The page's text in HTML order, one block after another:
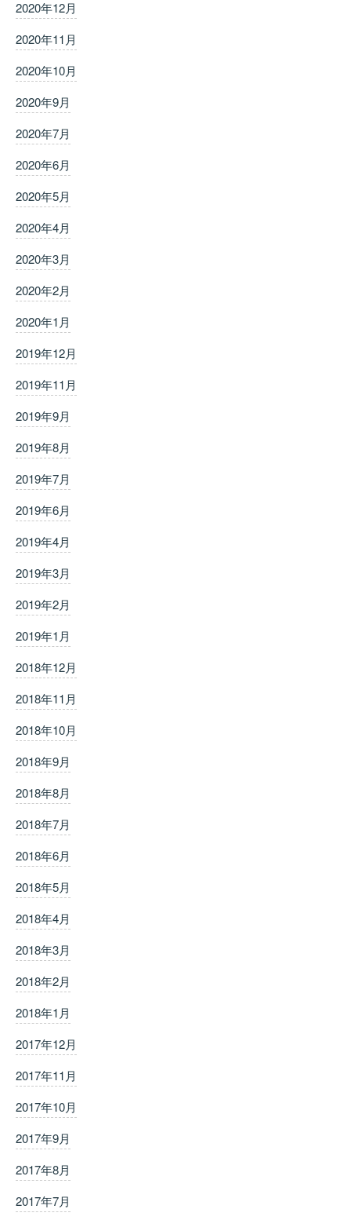
2020年12月
2020年11月
2020年10月
2020年9月
2020年7月
2020年6月
2020年5月
2020年4月
2020年3月
2020年2月
2020年1月
2019年12月
2019年11月
2019年9月
2019年8月
2019年7月
2019年6月
2019年4月
2019年3月
2019年2月
2019年1月
2018年12月
2018年11月
2018年10月
2018年9月
2018年8月
2018年7月
2018年6月
2018年5月
2018年4月
2018年3月
2018年2月
2018年1月
2017年12月
2017年11月
2017年10月
2017年9月
2017年8月
2017年7月